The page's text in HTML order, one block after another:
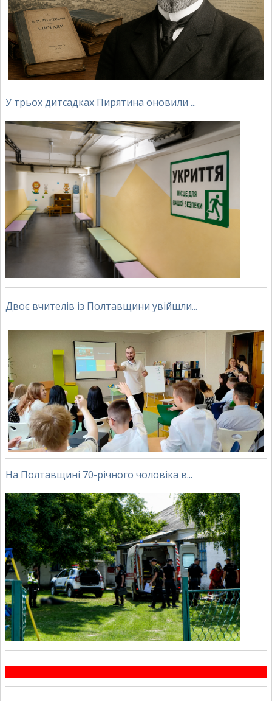
У трьох дитсадках Пирятина оновили ...
Двоє вчителів із Полтавщини увійшли...
На Полтавщині 70-річного чоловіка в...